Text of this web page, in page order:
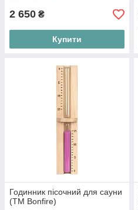
2 650 ₴
Купити
Годинник пісочний для сауни
(ТМ Bonfire)